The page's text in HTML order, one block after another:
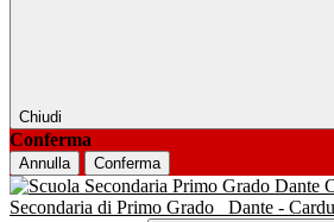
Chiudi
Conferma
Annulla Conferma
Secondaria di Primo Grado
Dante -